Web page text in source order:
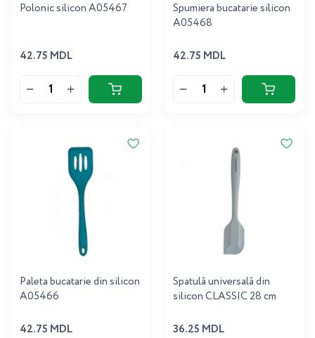
Polonic silicon A05467
42.75 MDL
Spumiera bucatarie silicon
A05468
42.75 MDL
Paleta bucatarie din silicon
A05466
42.75 MDL
Spatulă universală din
silicon CLASSIC 28 cm
36.25 MDL